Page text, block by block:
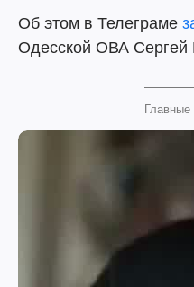
Об этом в Телеграме
Одесской ОВА Сергей
Главные